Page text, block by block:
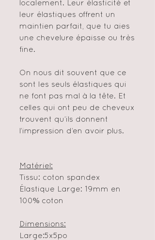
localement. Leur élasticité et
leur élastiques offrent un
maintien parfait, que tu aies
une chevelure épaisse ou très
fine.
On nous dit souvent que ce
sont les seuls élastiques qui
ne font pas mal à la tête. Et
celles qui ont peu de cheveux
trouvent qu’ils donnent
l’impression d’en avoir plus.
Matériel:
Tissu: coton spandex
Élastique Large: 19mm en
100% coton
Dimensions:
Large:5x5po